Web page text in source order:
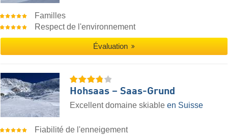
Familles
Respect de l'environnement
Évaluation
Hohsaas – Saas-Grund
Excellent domaine skiable en Suisse
Fiabilité de l'enneigement